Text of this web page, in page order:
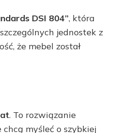
DSI 804”, która
jednostek z
że mebel został
. To rozwiązanie
myśleć o szybkiej